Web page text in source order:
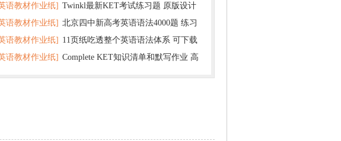
语教材作业纸] Twinkl最新KET考试练习题 原版设计
语教材作业纸] 北京四中新高考英语语法4000题 练习
可下载打印
语教材作业纸] 11页纸吃透整个英语语法体系 可下载
印
语教材作业纸] Complete KET知识清单和默写作业 高